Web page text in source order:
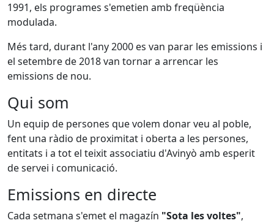
1991, els programes s'emetien amb freqüència
modulada.
Més tard, durant l'any 2000 es van parar les emissions i
el setembre de 2018 van tornar a arrencar les
emissions de nou.
Qui som
Un equip de persones que volem donar veu al poble,
fent una ràdio de proximitat i oberta a les persones,
entitats i a tot el teixit associatiu d'Avinyò amb esperit
de servei i comunicació.
Emissions en directe
Cada setmana s'emet el magazín "Sota les voltes",